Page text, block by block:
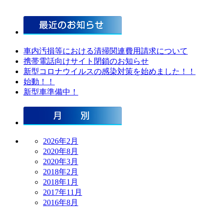
車内汚損等における清掃関連費用請求について
携帯電話向けサイト閉鎖のお知らせ
新型コロナウイルスの感染対策を始めました！！
始動！！
新型車準備中！
2026年2月
2020年8月
2020年3月
2018年2月
2018年1月
2017年11月
2016年8月